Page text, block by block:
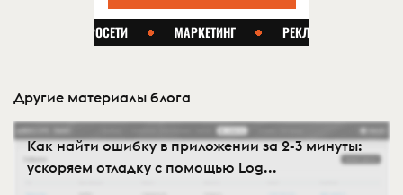
Другие материалы блога
Как найти ошибку в приложении за 2-3 минуты:
ускоряем отладку с помощью Log...